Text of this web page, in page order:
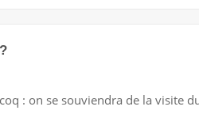
: on se souviendra de la visite